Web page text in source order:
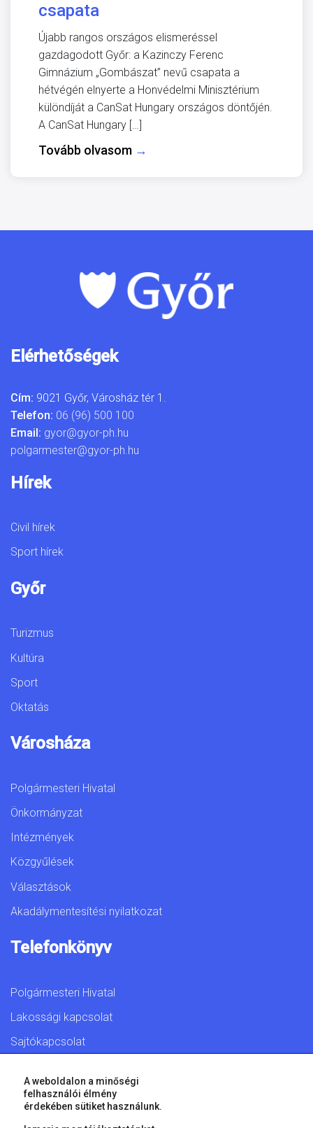
csapata
Újabb rangos országos elismeréssel
gazdagodott Győr: a Kazinczy Ferenc
Gimnázium „Gombászat” nevű csapata a
hétvégén elnyerte a Honvédelmi Minisztérium
különdíját a CanSat Hungary országos döntőjén.
A CanSat Hungary […]
Tovább olvasom →
Elérhetőségek
Cím: 9021 Győr, Városház tér 1.
Telefon: 06 (96) 500 100
Email: gyor@gyor-ph.hu
polgarmester@gyor-ph.hu
Hírek
Civil hírek
Sport hírek
Győr
Turizmus
Kultúra
Sport
Oktatás
Városháza
Polgármesteri Hivatal
Önkormányzat
Intézmények
Közgyűlések
Választások
Akadálymentesítési nyilatkozat
Telefonkönyv
Polgármesteri Hivatal
Lakossági kapcsolat
Sajtókapcsolat
© 2026 Győr Megyei Jogú Város • Minden jog fenntartva!
A weboldalon a minőségi
felhasználói élmény
érdekében sütiket használunk.